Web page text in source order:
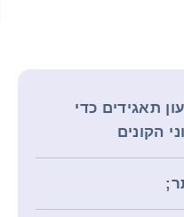
תאגידים כדי
הקונים